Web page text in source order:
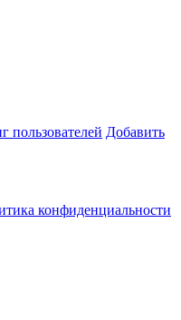
пользователей Добавить
конфиденциальности